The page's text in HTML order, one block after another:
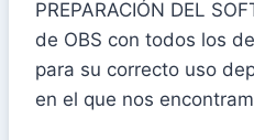
PREPARACIÓN DEL
de OBS con todos los
para su correcto uso
en el que nos